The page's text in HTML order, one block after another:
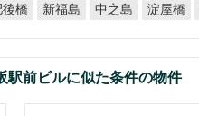
後橋 新福島 中之島 淀屋橋
駅前ビルに似た条件の物件